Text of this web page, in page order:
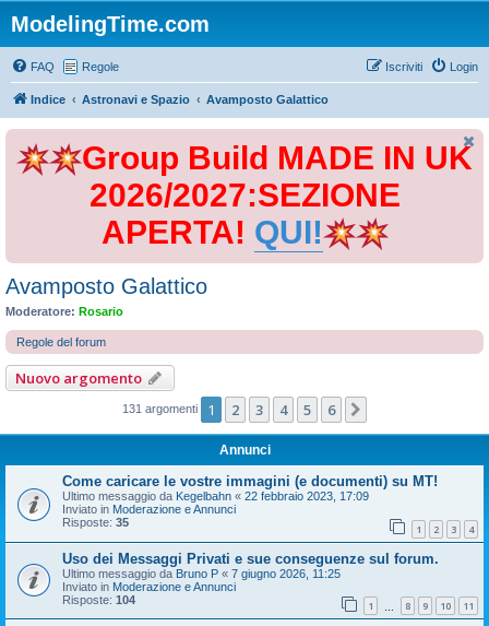
ModelingTime.com
FAQ Regole Login
Iscriviti
Indice Astronavi e Spazio Avamposto Galattico
Group Build MADE IN UK
2026/2027:SEZIONE
APERTA! QUI!
Avamposto Galattico
Moderatore: Rosario
Regole del forum
Nuovo argomento
131 argomenti 1 2 3 4 5 6
Annunci
Come caricare le vostre immagini (e documenti) su MT!
Ultimo messaggio da Kegelbahn « 22 febbraio 2023, 17:09
Inviato in Moderazione e Annunci
Risposte: 35 1 2 3 4
Uso dei Messaggi Privati e sue conseguenze sul forum.
Ultimo messaggio da Bruno P « 7 giugno 2026, 11:25
Inviato in Moderazione e Annunci
Risposte: 104 1 8 9 10 11